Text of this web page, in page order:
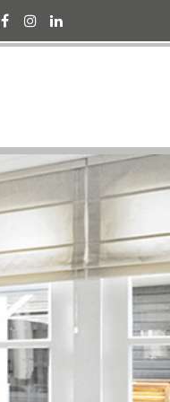
Facebook
Instagram
LinkedIn